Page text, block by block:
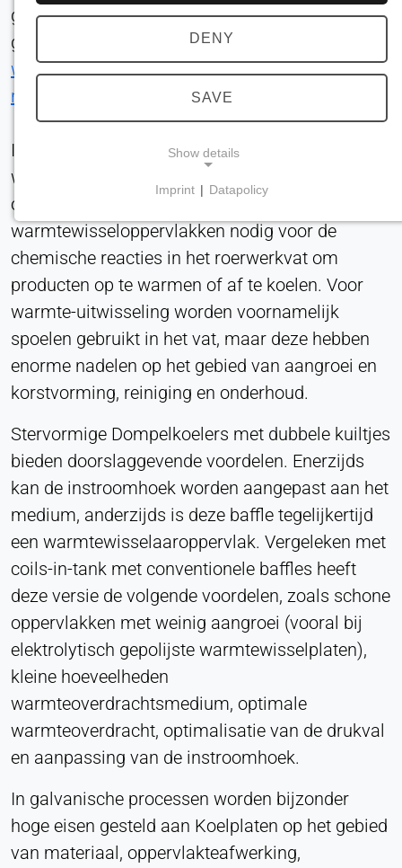
gebruikt als stroomonderbreker in de tank. In het
geval van de stroomonderbreker gebruiken we
warmtewisselaars met dubbele Koelplate in
reliëf
, die in een roertank worden geïntegreerd.
In roervaten is het de taak om de
warmteoverdracht en de agitatietechnologie te
optimaliseren. Over het algemeen zijn er
warmtewisseloppervlakken nodig voor de
chemische reacties in het roerwerkvat om
producten op te warmen of af te koelen. Voor
warmte-uitwisseling worden voornamelijk
spoelen gebruikt in het vat, maar deze hebben
enorme nadelen op het gebied van aangroei en
korstvorming, reiniging en onderhoud.
Stervormige Dompelkoelers met dubbele kuiltjes
bieden doorslaggevende voordelen. Enerzijds
kan de instroomhoek worden aangepast aan het
medium, anderzijds is deze baffle tegelijkertijd
een warmtewisselaaroppervlak. Vergeleken met
coils-in-tank met conventionele baffles heeft
deze versie de volgende voordelen, zoals schone
oppervlakken met weinig aangroei (vooral bij
elektrolytisch gepolijste warmtewisselplaten),
kleine hoeveelheden
warmteoverdrachtsmedium, optimale
warmteoverdracht, optimalisatie van de drukval
en aanpassing van de instroomhoek.
In galvanische processen worden bijzonder
hoge eisen gesteld aan Koelplaten op het gebied
van materiaal, oppervlakteafwerking,
DENY
SAVE
Show details
Vereist voor de kernfunctionaliteit van de website,
zoals navigatie en het opslaan van
privacyvoorkeuren. Deze cookies kunnen niet
worden uitgeschakeld.
cookie_toestemming
Name:
toestemming
Provider:
Heat Transfer Technology
Purpose:
Cookie duration:
STATISTIEKEN
Gebruikt om te begrijpen hoe de website wordt
gebruikt en om de prestaties en bruikbaarheid te
verbeteren. Gegevens worden anoniem verwerkt.
Matomo
Heat Transfer Technology
Purpose:
Statistieken
Imprint | Datapolicy